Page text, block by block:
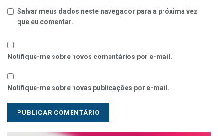
Salvar meus dados neste navegador para a próxima vez
que eu comentar.
Notifique-me sobre novos comentários por e-mail.
Notifique-me sobre novas publicações por e-mail.